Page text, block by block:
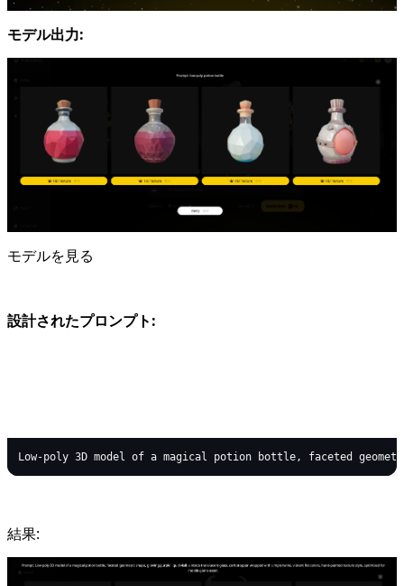
モデル出力:
モデルを見る
設計されたプロンプト:
結果: